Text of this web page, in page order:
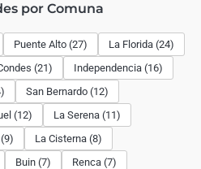
por Comuna
Puente Alto (27)
La Florida (24)
(21)
Independencia (16)
San Bernardo (12)
(12)
La Serena (11)
La Cisterna (8)
Buin (7)
Renca (7)